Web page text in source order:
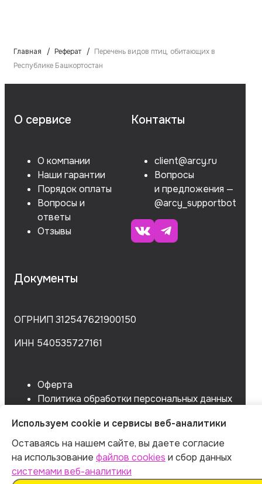
Главная Реферат
Перечень видов птиц, обитающих в
Республике Башкортостан
О сервисе
О компании
Наши гарантии
Порядок оплаты
Вопросы и
ответы
Отзывы
Контакты
client@arcy.ru
Вопросы
и предложения —
@arcy_supportbot
Документы
ОГРНИП 312547621900150
ИНН 540535727161
Оферта
Политика обработки персональных данных
Согласие на сбор данных
Используем cookie и сервисы веб-аналитики
Оставаясь на нашем сайте, вы даете согласие
на использование файлов cookies и сбор данных
системами веб-аналитики